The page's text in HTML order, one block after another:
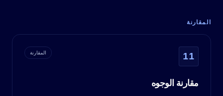
المقارنة
11 المقارنة
مقارنة الوجوه